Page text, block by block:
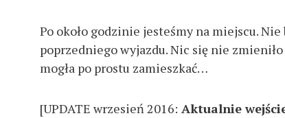
Po około godzinie jesteśmy na miejscu. Nie
poprzedniego wyjazdu. Nic się nie
mogła po prostu zamieszkać…
[UPDATE wrzesień 2016: Aktualnie